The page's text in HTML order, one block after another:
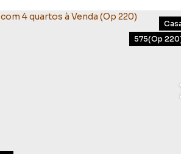
575(Op